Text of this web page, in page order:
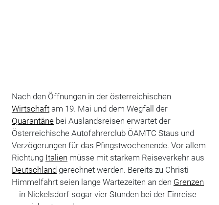
Nach den Öffnungen in der österreichischen
Wirtschaftam 19. Mai und dem Wegfall der
Quarantänebei Auslandsreisen erwartet der
Österreichische Autofahrerclub ÖAMTC Staus und
Verzögerungen für das Pfingstwochenende. Vor allem
Richtung Italien müsse mit starkem Reiseverkehr aus
Deutschlandgerechnet werden. Bereits zu Christi
Himmelfahrt seien lange Wartezeiten an den Grenzen
– in Nickelsdorf sogar vier Stunden bei der Einreise –